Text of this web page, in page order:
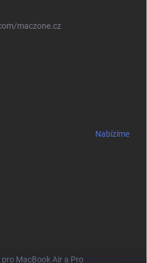
maczone.cz
Nabízíme
MacBook Air a Pro